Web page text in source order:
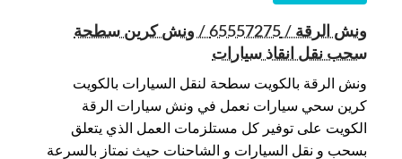
ونش الرقة / 65557275 / ونش كرين سطحة
سحب نقل انقاذ سيارات
ونش الرقة بالكويت سطحة لنقل السيارات بالكويت
كرين سحي سيارات نعمل في ونش سيارات الرقة
الكويت على توفير كل مستلزمات العمل الذي يتعلق
بسحب و نقل السيارات و الشاحنات حيث نمتاز بالسرعة